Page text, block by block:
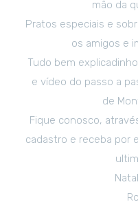
mão da
Pratos especiais e
os amigos e
Tudo bem
e vídeo do passo a
de
Fique conosco,
cadastro e receba por